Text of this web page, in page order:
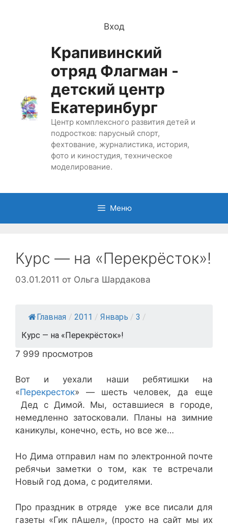
Вход
Крапивинский
отряд Флагман -
детский центр
Екатеринбург
Центр комплексного развития детей и
подростков: парусный спорт,
фехтование, журналистика, история,
фото и киностудия, техническое
моделирование.
Меню
Курс — на «Перекрёсток»!
03.01.2011 от Ольга Шардакова
Главная / 2011 / Январь / 3 /
Курс — на «Перекрёсток»!
7 999 просмотров
Вот и уехали наши ребятишки на
«Перекресток» — шесть человек, да еще
Дед с Димой. Мы, оставшиеся в городе,
немедленно затосковали. Планы на зимние
каникулы, конечно, есть, но все же…
Но Дима отправил нам по электронной почте
ребячьи заметки о том, как те встречали
Новый год дома, с родителями.
Про праздник в отряде уже все писали для
газеты «Гик пАшел», (просто на сайт мы их